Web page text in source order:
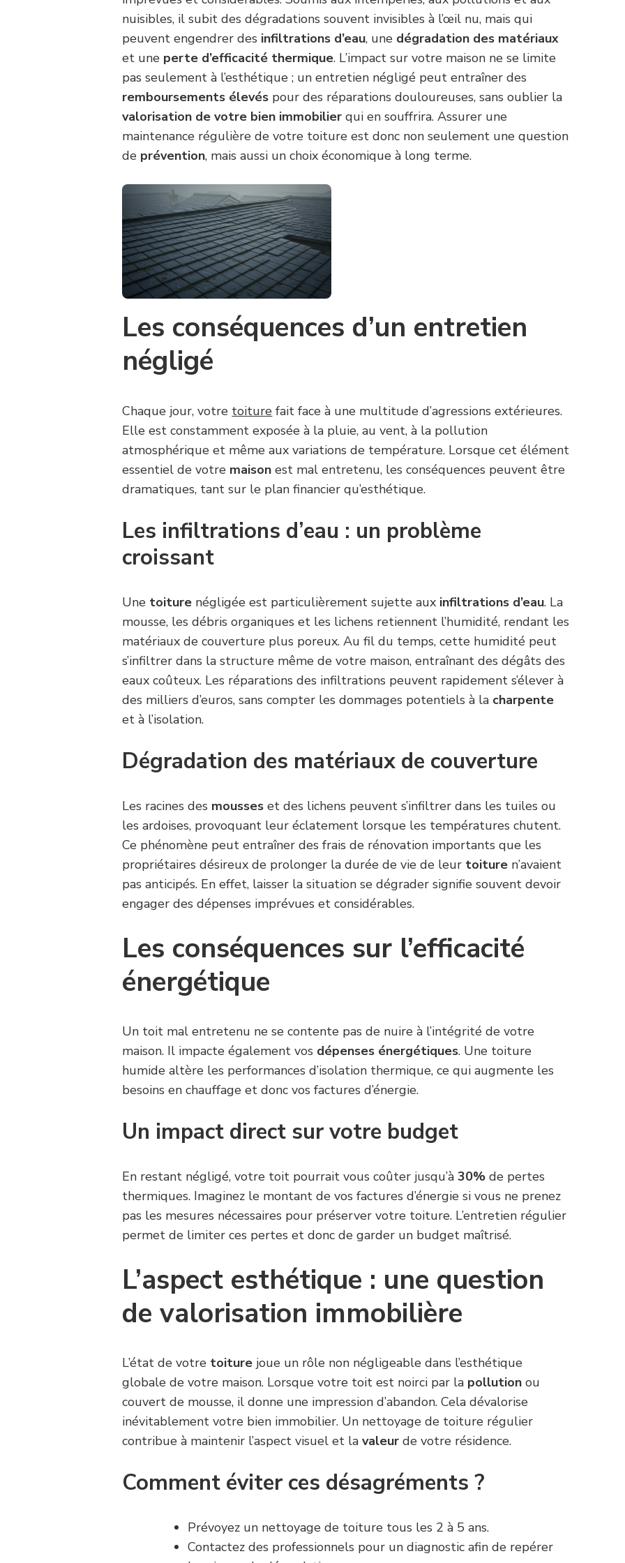
nuisibles, il subit des dégradations souvent invisibles à l’œil nu, mais qui
peuvent engendrer des infiltrations d’eau, une dégradation des matériaux
et une perte d’efficacité thermique. L’impact sur votre maison ne se limite
pas seulement à l’esthétique ; un entretien négligé peut entraîner des
remboursements élevés pour des réparations douloureuses, sans oublier la
valorisation de votre bien immobilier qui en souffrira. Assurer une
maintenance régulière de votre toiture est donc non seulement une question
de prévention, mais aussi un choix économique à long terme.
Les conséquences d’un entretien
négligé
Chaque jour, votre toiture fait face à une multitude d’agressions extérieures.
Elle est constamment exposée à la pluie, au vent, à la pollution
atmosphérique et même aux variations de température. Lorsque cet élément
essentiel de votre maison est mal entretenu, les conséquences peuvent être
dramatiques, tant sur le plan financier qu’esthétique.
Les infiltrations d’eau : un problème
croissant
Une toiture négligée est particulièrement sujette aux infiltrations d’eau. La
mousse, les débris organiques et les lichens retiennent l’humidité, rendant les
matériaux de couverture plus poreux. Au fil du temps, cette humidité peut
s’infiltrer dans la structure même de votre maison, entraînant des dégâts des
eaux coûteux. Les réparations des infiltrations peuvent rapidement s’élever à
des milliers d’euros, sans compter les dommages potentiels à la charpente
et à l’isolation.
Dégradation des matériaux de couverture
Les racines des mousses et des lichens peuvent s’infiltrer dans les tuiles ou
les ardoises, provoquant leur éclatement lorsque les températures chutent.
Ce phénomène peut entraîner des frais de rénovation importants que les
propriétaires désireux de prolonger la durée de vie de leur toiture n’avaient
pas anticipés. En effet, laisser la situation se dégrader signifie souvent devoir
engager des dépenses imprévues et considérables.
Les conséquences sur l’efficacité
énergétique
Un toit mal entretenu ne se contente pas de nuire à l’intégrité de votre
maison. Il impacte également vos dépenses énergétiques. Une toiture
humide altère les performances d’isolation thermique, ce qui augmente les
besoins en chauffage et donc vos factures d’énergie.
Un impact direct sur votre budget
En restant négligé, votre toit pourrait vous coûter jusqu’à30% de pertes
thermiques. Imaginez le montant de vos factures d’énergie si vous ne prenez
pas les mesures nécessaires pour préserver votre toiture. L’entretien régulier
permet de limiter ces pertes et donc de garder un budget maîtrisé.
L’aspect esthétique : une question
de valorisation immobilière
L’état de votre toiture joue un rôle non négligeable dans l’esthétique
globale de votre maison. Lorsque votre toit est noirci par la pollution ou
couvert de mousse, il donne une impression d’abandon. Cela dévalorise
inévitablement votre bien immobilier. Un nettoyage de toiture régulier
contribue à maintenir l’aspect visuel et lavaleur de votre résidence.
Comment éviter ces désagréments ?
Prévoyez un nettoyage de toiture tous les 2 à 5 ans.
Contactez des professionnels pour un diagnostic afin de repérer